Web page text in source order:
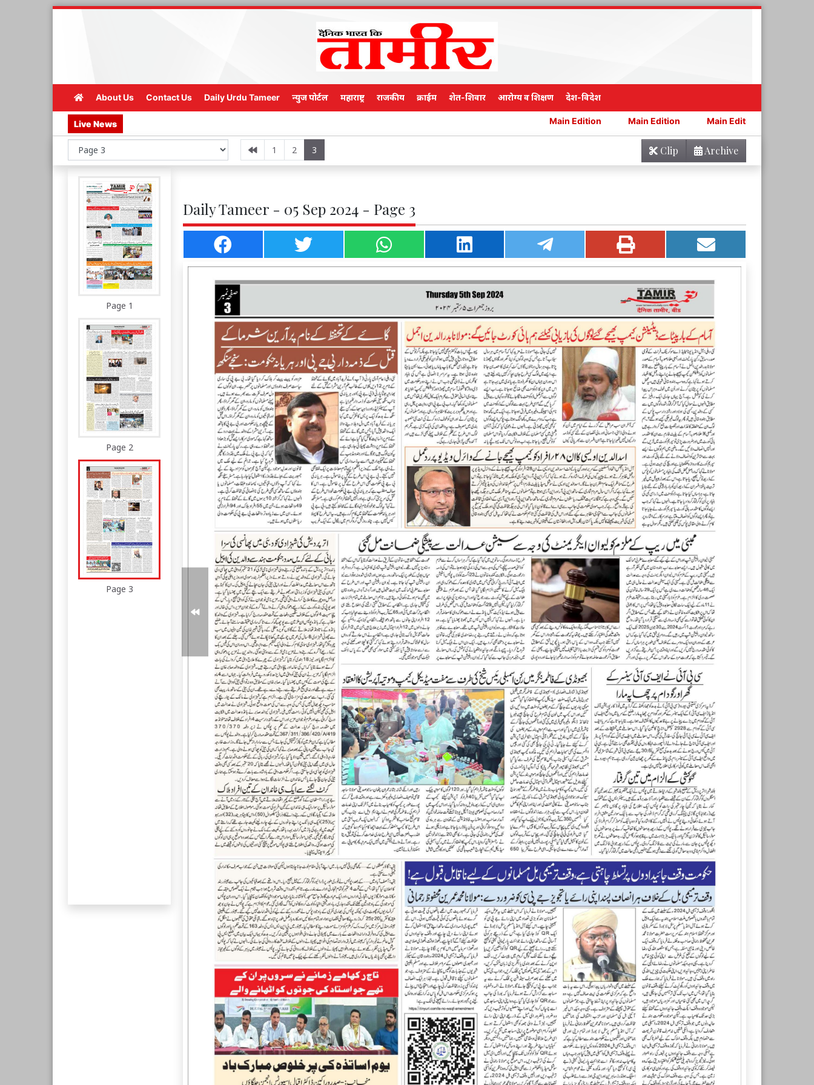
About Us Contact Us Daily Urdu Tameer न्युज पोर्टल महाराष्ट्र राजकीय क्राईम शेत-शिवार आरोग्य व शिक्षण देश-विदेश
Live News Main Edition Main Edition Main Edition
1 2 3 Archive
Clip
Page 1
Page 2
Page 3
Daily Tameer - 05 Sep 2024 - Page 3